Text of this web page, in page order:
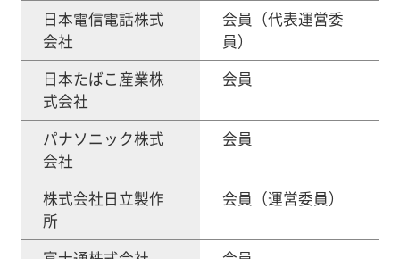
日本電信電話株式
会社
会員（代表運営委
員）
日本たばこ産業株
式会社
会員
パナソニック株式
会社
会員
株式会社日立製作
所
会員（運営委員）